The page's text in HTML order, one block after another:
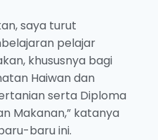
saya turut
pelajar
khususnya bagi
Haiwan dan
serta Diploma
Makanan,” katanya
baru ini.